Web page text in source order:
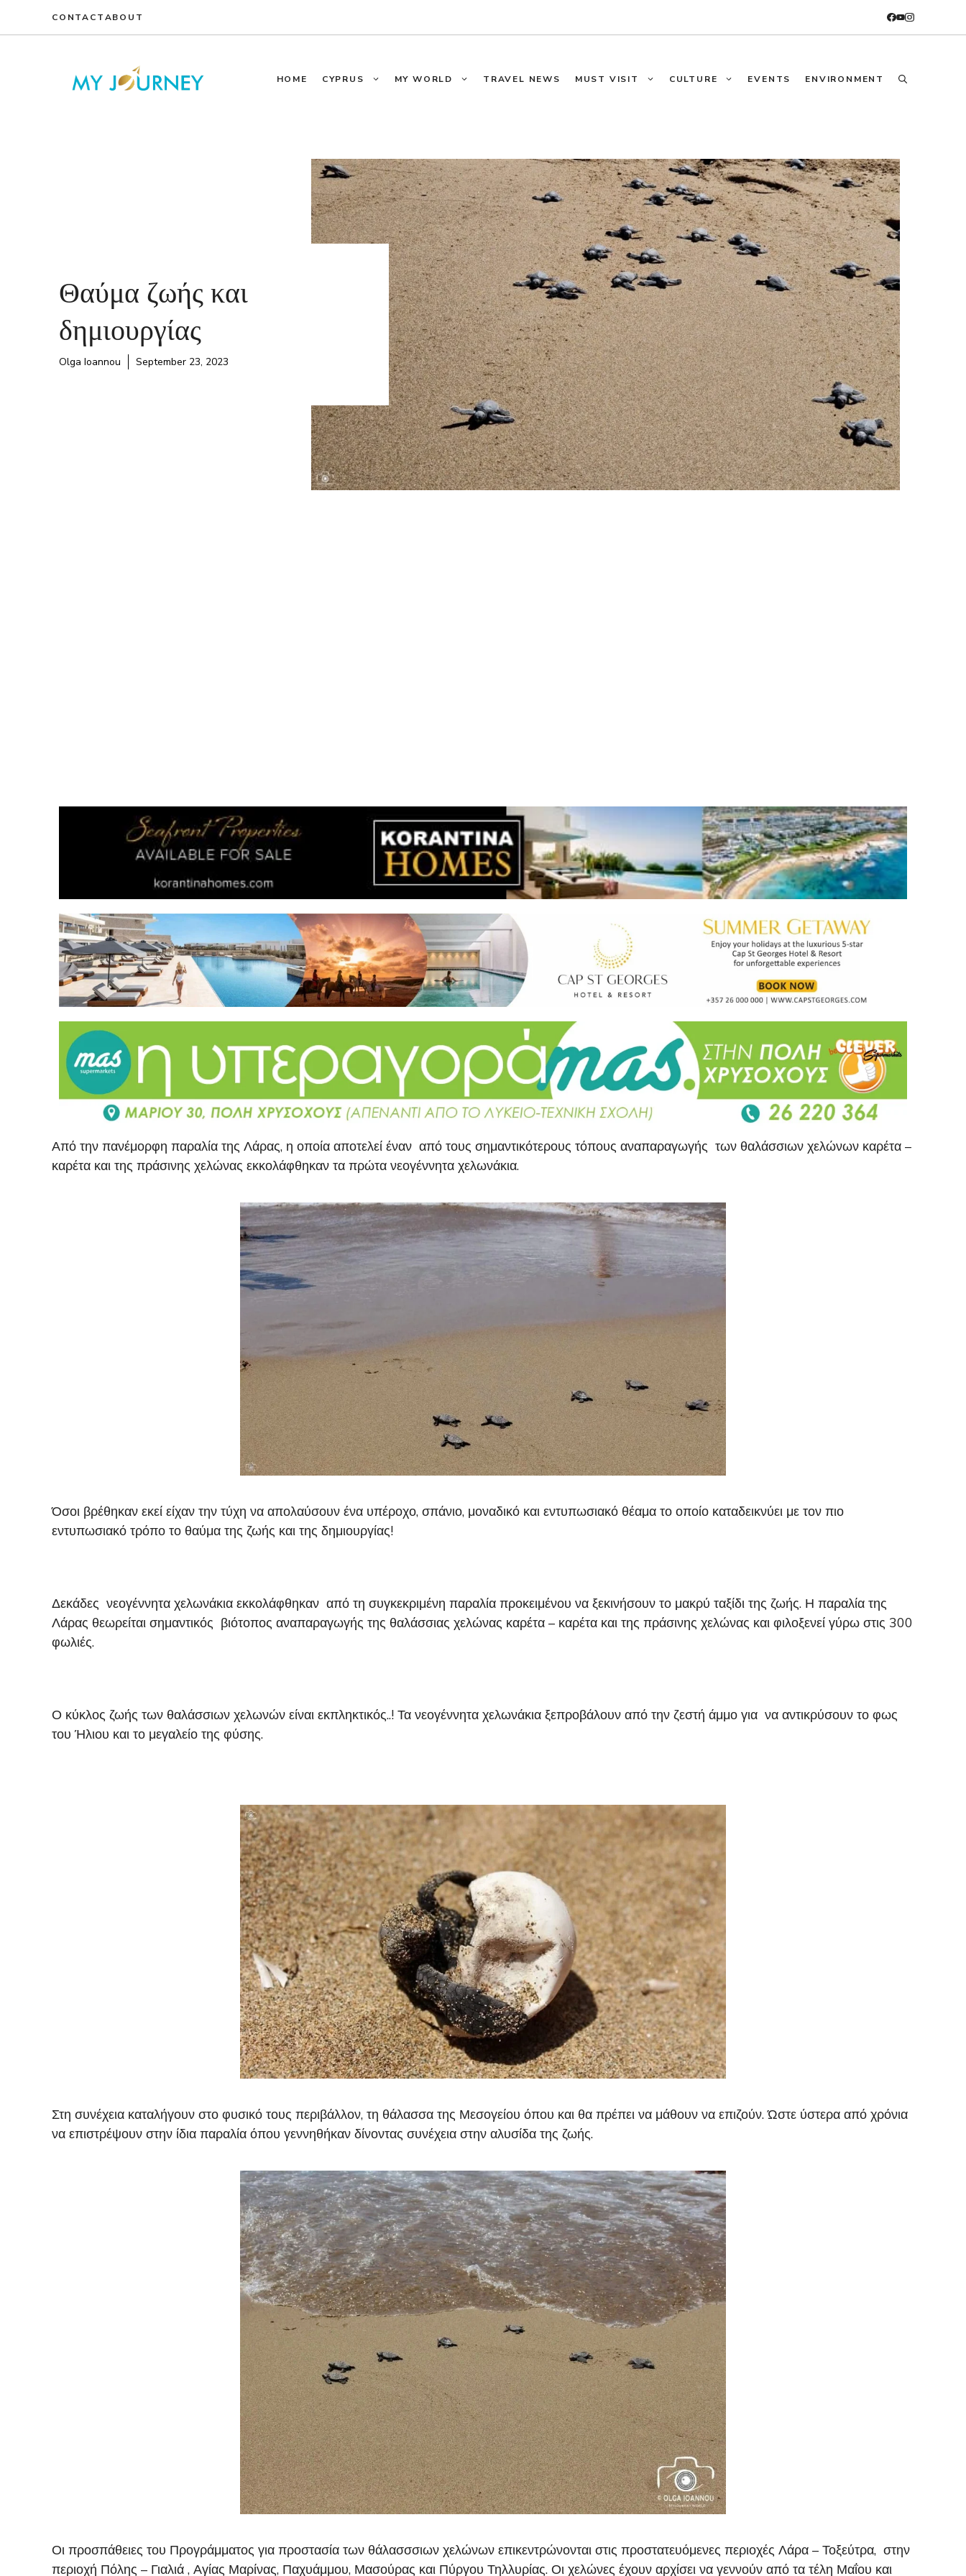
CONTACTABOUT
HOME CYPRUS MY WORLD TRAVEL NEWS MUST VISIT CULTURE EVENTS ENVIRONMENT
Θαύμα ζωής και
δημιουργίας
Olga Ioannou September 23, 2023
Από την πανέμορφη παραλία της Λάρας, η οποία αποτελεί έναν από τους σημαντικότερους τόπους αναπαραγωγής των θαλάσσιων χελώνων καρέτα –
καρέτα και της πράσινης χελώνας εκκολάφθηκαν τα πρώτα νεογέννητα χελωνάκια.
Όσοι βρέθηκαν εκεί είχαν την τύχη να απολαύσουν ένα υπέροχο, σπάνιο, μοναδικό και εντυπωσιακό θέαμα το οποίο καταδεικνύει με τον πιο
εντυπωσιακό τρόπο το θαύμα της ζωής και της δημιουργίας!
Δεκάδες νεογέννητα χελωνάκια εκκολάφθηκαν από τη συγκεκριμένη παραλία προκειμένου να ξεκινήσουν το μακρύ ταξίδι της ζωής. Η παραλία της
Λάρας θεωρείται σημαντικός βιότοπος αναπαραγωγής της θαλάσσιας χελώνας καρέτα – καρέτα και της πράσινης χελώνας και φιλοξενεί γύρω στις 300
φωλιές.
Ο κύκλος ζωής των θαλάσσιων χελωνών είναι εκπληκτικός..! Τα νεογέννητα χελωνάκια ξεπροβάλουν από την ζεστή άμμο για να αντικρύσουν το φως
του Ήλιου και το μεγαλείο της φύσης.
Στη συνέχεια καταλήγουν στο φυσικό τους περιβάλλον, τη θάλασσα της Μεσογείου όπου και θα πρέπει να μάθουν να επιζούν. Ώστε ύστερα από χρόνια
να επιστρέψουν στην ίδια παραλία όπου γεννηθήκαν δίνοντας συνέχεια στην αλυσίδα της ζωής.
Οι προσπάθειες του Προγράμματος για προστασία των θάλασσσιων χελώνων επικεντρώνονται στις προστατευόμενες περιοχές Λάρα – Τοξεύτρα, στην
περιοχή Πόλης – Γιαλιά , Αγίας Μαρίνας, Παχυάμμου, Μασούρας και Πύργου Τηλλυρίας. Οι χελώνες έχουν αρχίσει να γεννούν από τα τέλη Μαΐου και